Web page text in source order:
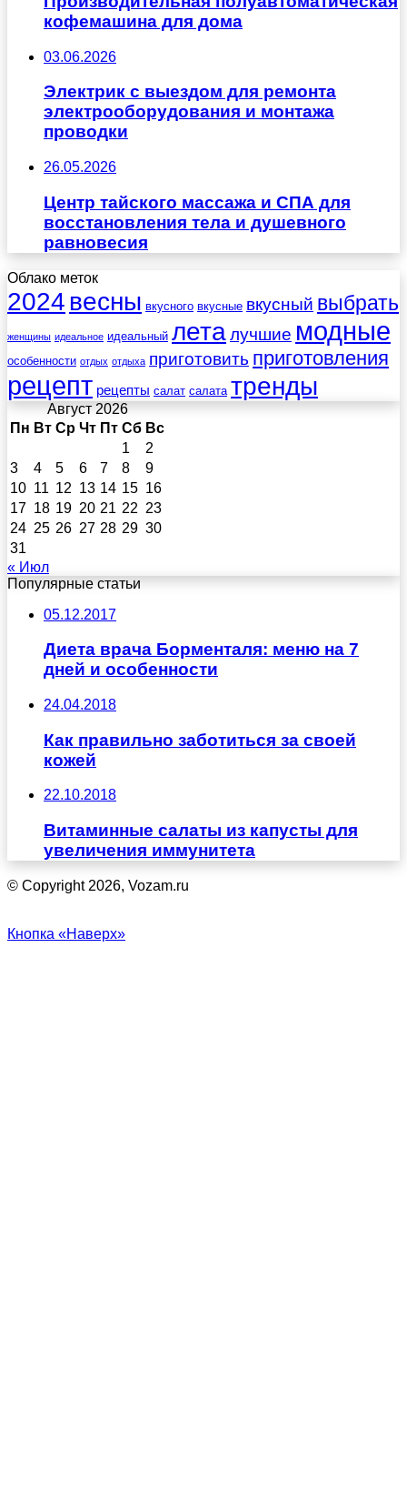
кофемашина для дома
03.06.2026
Электрик с выездом для ремонта
электрооборудования и монтажа
проводки
26.05.2026
Центр тайского массажа и СПА для
восстановления тела и душевного
равновесия
Облако меток
2024 весны вкусного вкусные вкусный выбрать
женщины идеальное идеальный леталучшие модные
особенности отдых отдыха приготовить приготовления
рецепт рецепты салат салата тренды
Август 2026
Пн Вт Ср Чт Пт Сб Вс
1
2
3
4 5 6 7 8
9
10 11 12 13 14 15 16
17 18 19 20 21 22 23
24 25 26 27 28 29 30
31
« Июл
Популярные статьи
05.12.2017
Диета врача Борменталя: меню на 7
дней и особенности
24.04.2018
Как правильно заботиться за своей
кожей
22.10.2018
Витаминные салаты из капусты для
увеличения иммунитета
© Copyright 2026, Vozam.ru
Кнопка «Наверх»